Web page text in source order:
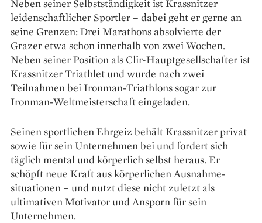
Neben seiner Selbstständigkeit ist Krassnitzer
leidenschaftlicher Sportler – dabei geht er gerne an
seine Grenzen: Drei Marathons absolvierte der
Grazer etwa schon innerhalb von zwei Wochen.
Neben seiner Position als Clir-Hauptgesellschafter ist
Krass­nitzer Triathlet und wurde nach zwei
Teilnahmen bei Ironman-Triathlons sogar zur
Ironman-Weltmeisterschaft ein­geladen.
Seinen sportlichen Ehrgeiz behält Krassnitzer privat
sowie für sein Unternehmen bei und fordert sich
täglich mental und körperlich selbst heraus. Er
schöpft neue Kraft aus körper­lichen Ausnahme­
situationen – und nutzt diese nicht zuletzt als
ultimativen Motivator und Ansporn für sein
Unternehmen.